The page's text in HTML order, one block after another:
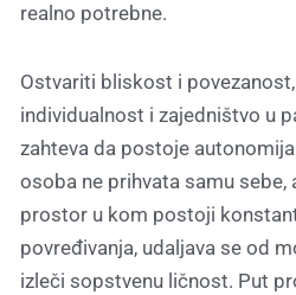
realno potrebne.
Ostvariti bliskost i
individualnost i zajedništvo u
zahteva da postoje
osoba ne prihvata samu sebe,
prostor u kom postoji
povređivanja, udaljava se od
izleči sopstvenu ličnost. Put